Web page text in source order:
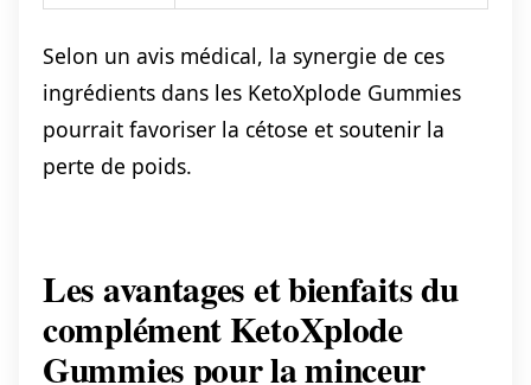
Selon un avis médical, la synergie de ces
ingrédients dans les KetoXplode Gummies
pourrait favoriser la cétose et soutenir la
perte de poids.
Les avantages et bienfaits du
complément KetoXplode
Gummies pour la minceur